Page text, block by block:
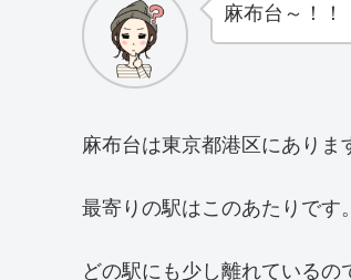
麻布台～！！
麻布台は東京都港区にありま
最寄りの駅はこのあたりです。
どの駅にも少し離れているの